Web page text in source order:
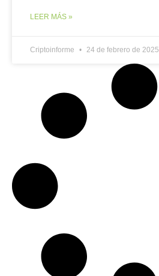
LEER MÁS »
Criptoinforme 24 de febrero de 2025